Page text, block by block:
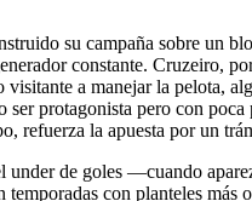
su campaña sobre un
constante. Cruzeiro,
a manejar la pelota,
protagonista pero con
refuerza la apuesta por un
de goles —cuando
con planteles